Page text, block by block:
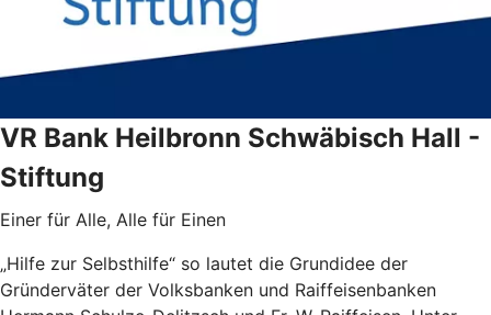
VR Bank Heilbronn Schwäbisch Hall -
Stiftung
Einer für Alle, Alle für Einen
„Hilfe zur Selbsthilfe“ so lautet die Grundidee der
Gründerväter der Volksbanken und Raiffeisenbanken